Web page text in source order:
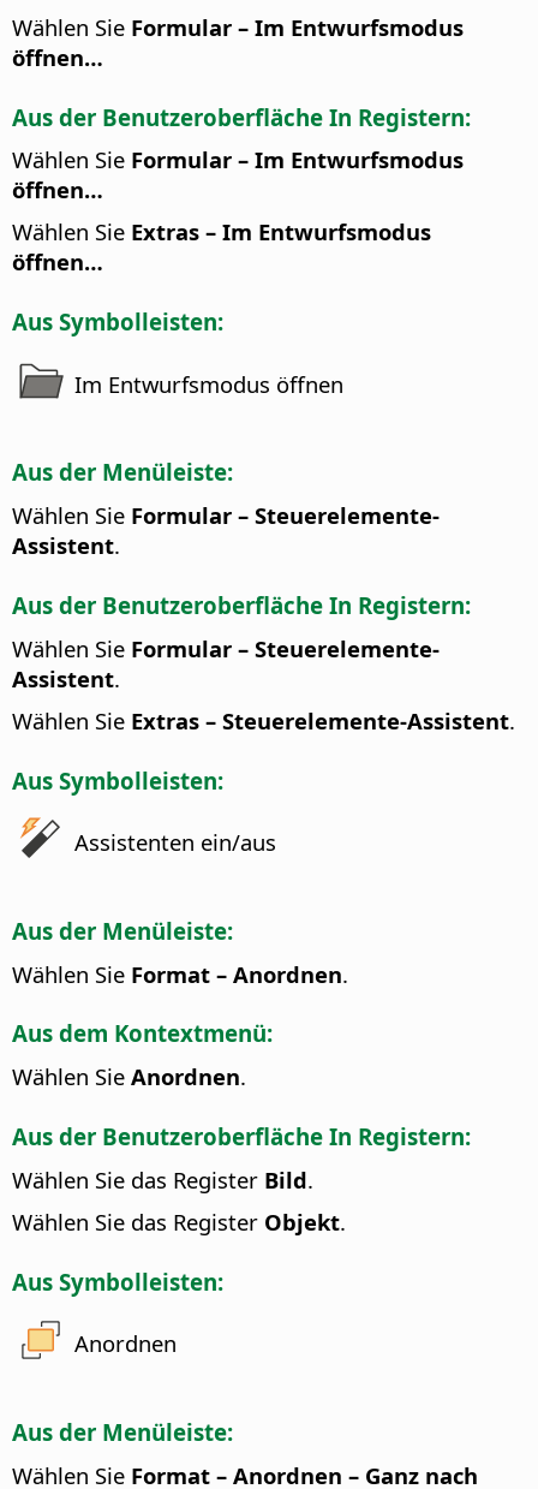
Wählen Sie Formular – Im Entwurfsmodus
öffnen…
Aus der Benutzeroberfläche In Registern:
Wählen Sie Formular – Im Entwurfsmodus
öffnen…
Wählen Sie Extras – Im Entwurfsmodus
öffnen…
Aus Symbolleisten:
Im Entwurfsmodus öffnen
Aus der Menüleiste:
Wählen Sie Formular – Steuerelemente-
Assistent.
Aus der Benutzeroberfläche In Registern:
Wählen Sie Formular – Steuerelemente-
Assistent.
Wählen Sie Extras – Steuerelemente-Assistent.
Aus Symbolleisten:
Assistenten ein/aus
Aus der Menüleiste:
Wählen Sie Format – Anordnen.
Aus dem Kontextmenü:
Wählen Sie Anordnen.
Aus der Benutzeroberfläche In Registern:
Wählen Sie das Register Bild.
Wählen Sie das Register Objekt.
Aus Symbolleisten:
Anordnen
Aus der Menüleiste:
Wählen Sie Format – Anordnen – Ganz nach